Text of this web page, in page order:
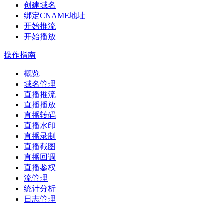
创建域名
绑定CNAME地址
开始推流
开始播放
操作指南
概览
域名管理
直播推流
直播播放
直播转码
直播水印
直播录制
直播截图
直播回调
直播鉴权
流管理
统计分析
日志管理